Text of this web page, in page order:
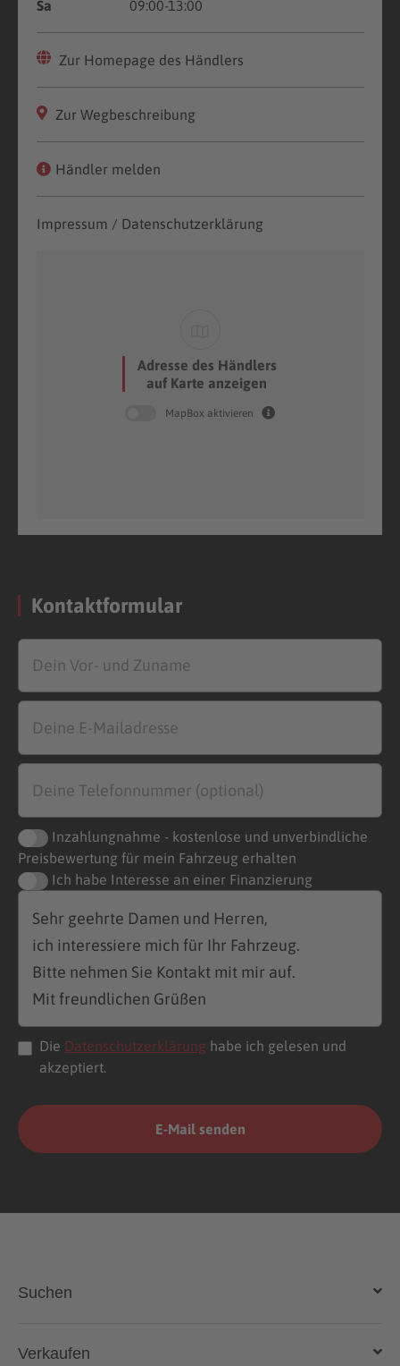
Sa
09:00-13:00
Zur Homepage des Händlers
Zur Wegbeschreibung
Händler melden
Impressum / Datenschutzerklärung
Adresse des Händlers
auf Karte anzeigen
MapBox aktivieren
Kontaktformular
Inzahlungnahme - kostenlose und unverbindliche
Preisbewertung für mein Fahrzeug erhalten
Ich habe Interesse an einer Finanzierung
Die Datenschutzerklärung habe ich gelesen und
akzeptiert.
Suchen
Auto kaufen
Verkaufen